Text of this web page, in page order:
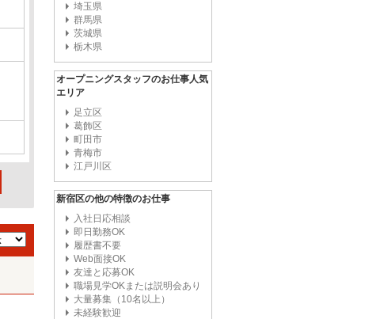
埼玉県
群馬県
茨城県
栃木県
オープニングスタッフのお仕事人気
エリア
足立区
葛飾区
町田市
青梅市
江戸川区
新宿区の他の特徴のお仕事
入社日応相談
即日勤務OK
履歴書不要
Web面接OK
友達と応募OK
職場見学OKまたは説明会あり
大量募集（10名以上）
未経験歓迎